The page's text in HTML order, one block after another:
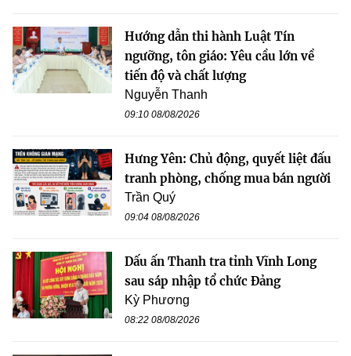
Hướng dẫn thi hành Luật Tín
ngưỡng, tôn giáo: Yêu cầu lớn về
tiến độ và chất lượng
Nguyễn Thanh
09:10 08/08/2026
Hưng Yên: Chủ động, quyết liệt đấu
tranh phòng, chống mua bán người
Trần Quý
09:04 08/08/2026
Dấu ấn Thanh tra tỉnh Vĩnh Long
sau sáp nhập tổ chức Đảng
Kỳ Phương
08:22 08/08/2026